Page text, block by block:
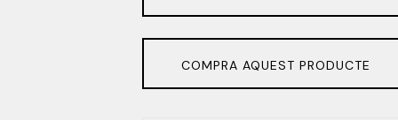
COMPRA AQUEST PRODUCTE